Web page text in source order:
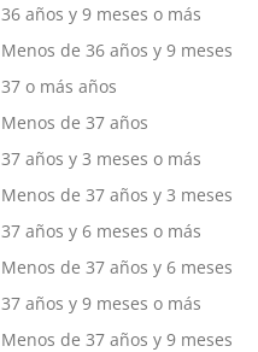
36 años y 9 meses o más
Menos de 36 años y 9 meses
37 o más años
Menos de 37 años
37 años y 3 meses o más
Menos de 37 años y 3 meses
37 años y 6 meses o más
Menos de 37 años y 6 meses
37 años y 9 meses o más
Menos de 37 años y 9 meses